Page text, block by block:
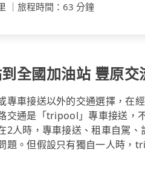
旅程時間 ： 63 分鐘
全國加油站 豐原
專車接送以外的交通選擇，在
交通是「tripool」專車接送，
2人時，專車接送、租車自駕
題。但假設只有獨自一人時